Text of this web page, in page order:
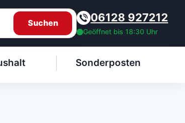
Suchen 06128 927212
Geöffnet bis 18:30 Uhr
Sonderposten